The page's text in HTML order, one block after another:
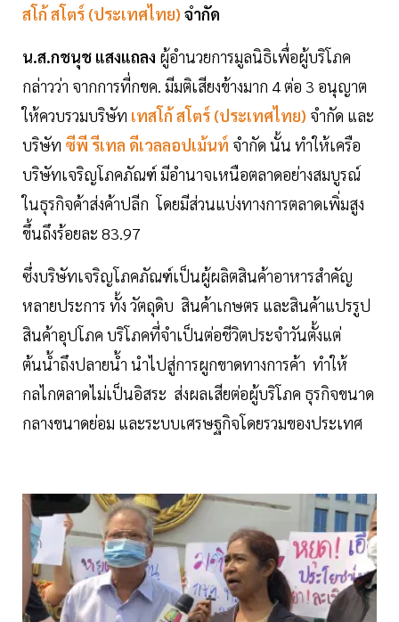
สโก้ สโตร์ (ประเทศไทย) จำกัด
น.ส.กชนุช แสงแถลง ผู้อำนวยการมูลนิธิเพื่อผู้บริโภค
กล่าวว่า จากการที่กขค. มีมติเสียงข้างมาก 4 ต่อ 3 อนุญาต
ให้ควบรวมบริษัท เทสโก้ สโตร์ (ประเทศไทย) จำกัด และ
บริษัท ซีพี รีเทล ดีเวลลอปเม้นท์ จำกัด นั้น ทำให้เครือ
บริษัทเจริญโภคภัณฑ์ มีอำนาจเหนือตลาดอย่างสมบูรณ์
ในธุรกิจค้าส่งค้าปลีก โดยมีส่วนแบ่งทางการตลาดเพิ่มสูง
ขึ้นถึงร้อยละ 83.97
ซึ่งบริษัทเจริญโภคภัณฑ์เป็นผู้ผลิตสินค้าอาหารสำคัญ
หลายประการ ทั้ง วัตถุดิบ สินค้าเกษตร และสินค้าแปรรูป
สินค้าอุปโภค บริโภคที่จำเป็นต่อชีวิตประจำวันตั้งแต่
ต้นน้ำถึงปลายน้ำ นำไปสู่การผูกขาดทางการค้า ทำให้
กลไกตลาดไม่เป็นอิสระ ส่งผลเสียต่อผู้บริโภค ธุรกิจขนาด
กลางขนาดย่อม และระบบเศรษฐกิจโดยรวมของประเทศ